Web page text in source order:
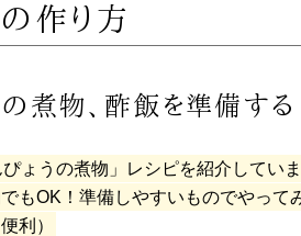
作り方
煮物、酢飯を準備する
ぴょうの煮物」レシピを紹介して
もOK！準備しやすいものでやっ
利）